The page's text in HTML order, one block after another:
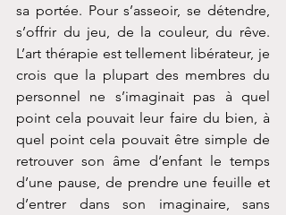
sa portée. Pour s’asseoir, se détendre,
s’offrir du jeu, de la couleur, du rêve.
L’art thérapie est tellement libérateur, je
crois que la plupart des membres du
personnel ne s’imaginait pas à quel
point cela pouvait leur faire du bien, à
quel point cela pouvait être simple de
retrouver son âme d’enfant le temps
d’une pause, de prendre une feuille et
d’entrer dans son imaginaire, sans